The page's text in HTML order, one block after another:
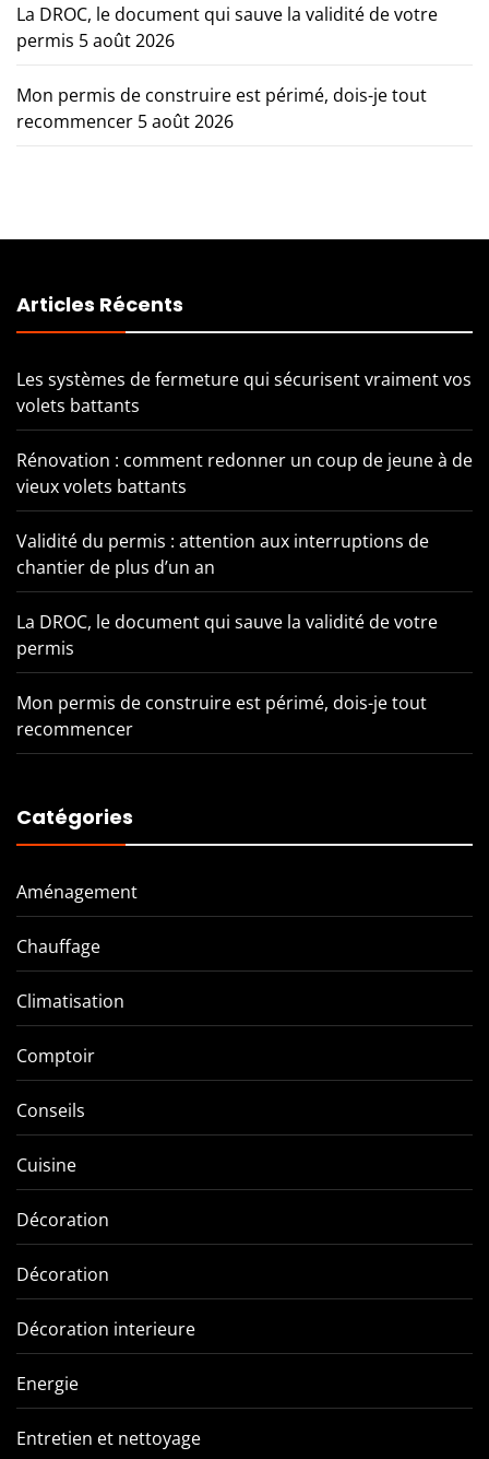
La DROC, le document qui sauve la validité de votre
permis 5 août 2026
Mon permis de construire est périmé, dois-je tout
recommencer 5 août 2026
Articles Récents
Les systèmes de fermeture qui sécurisent vraiment vos
volets battants
Rénovation : comment redonner un coup de jeune à de
vieux volets battants
Validité du permis : attention aux interruptions de
chantier de plus d’un an
La DROC, le document qui sauve la validité de votre
permis
Mon permis de construire est périmé, dois-je tout
recommencer
Catégories
Aménagement
Chauffage
Climatisation
Comptoir
Conseils
Cuisine
Décoration
Décoration
Décoration interieure
Energie
Entretien et nettoyage